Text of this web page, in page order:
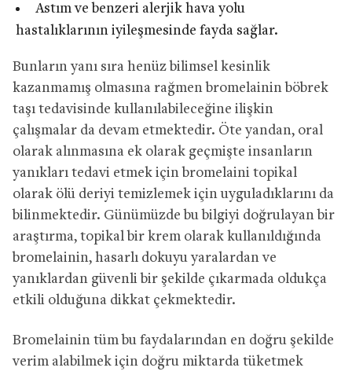
Astım ve benzeri alerjik hava yolu
hastalıklarının iyileşmesinde fayda sağlar.
Bunların yanı sıra henüz bilimsel kesinlik
kazanmamış olmasına rağmen bromelainin böbrek
taşı tedavisinde kullanılabileceğine ilişkin
çalışmalar da devam etmektedir. Öte yandan, oral
olarak alınmasına ek olarak geçmişte insanların
yanıkları tedavi etmek için bromelaini topikal
olarak ölü deriyi temizlemek için uyguladıklarını da
bilinmektedir. Günümüzde bu bilgiyi doğrulayan bir
araştırma, topikal bir krem ​​olarak kullanıldığında
bromelainin, hasarlı dokuyu yaralardan ve
yanıklardan güvenli bir şekilde çıkarmada oldukça
etkili olduğuna dikkat çekmektedir.
Bromelainin tüm bu faydalarından en doğru şekilde
verim alabilmek için doğru miktarda tüketmek